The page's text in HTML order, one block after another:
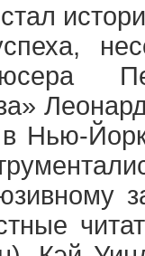
Нью-